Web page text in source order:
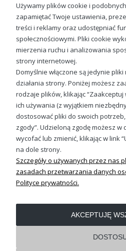
49,98
OBSŁUGA KLIENTA
Sprawdź nasze
Używamy plików cookie i
zapamiętać Twoje ustawienia,
treści i reklamy oraz udostępniać
społecznościowymi. Pliki cookie
mierzenia ruchu i analizowania
strony internetowej.
Domyślnie włączone są jedynie
działania strony. Poniżej możesz
rodzaje plików, klikając
ich używania (z wyjątkiem
dostosować pliki do swoich
zgody”. Udzieloną zgodę możesz w
wycofać lub zmienić, klikając w link
na dole strony.
Szczegóły o używanych przez nas
zasadach przetwarzania danych
Polityce prywatności.
AKCEPTUJĘ